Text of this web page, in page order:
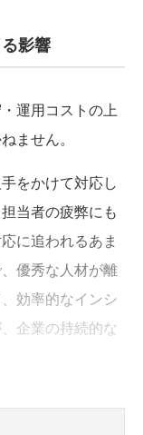
影響
運用コストの上
ません。
をかけて対応し
当者の疲弊にも
に追われるあま
優秀な人材が離
効率的なインシ
企業の持続的な